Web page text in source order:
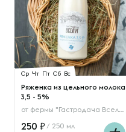
Ср Чт Пт Сб Вс
Ряженка из цельного молока
3,5 - 5%
от фермы "Гастродача Вселуг"
250 / 250 мл